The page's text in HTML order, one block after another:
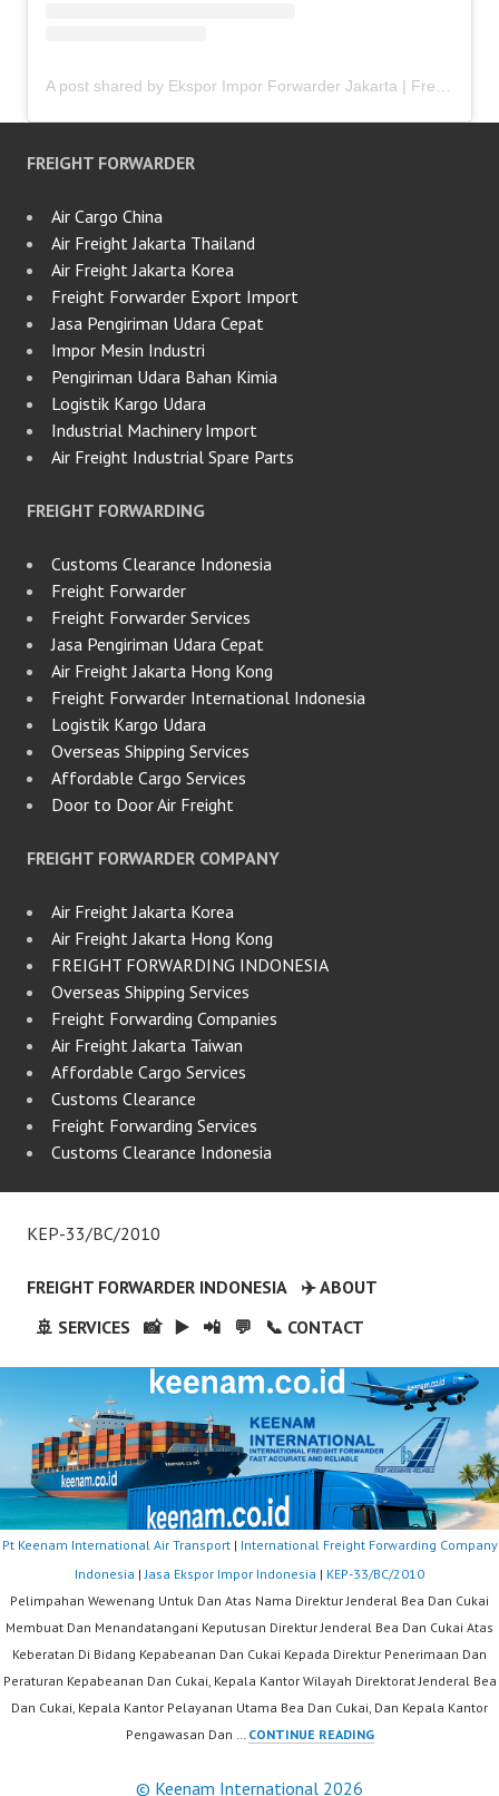
FREIGHT FORWARDER
Air Cargo China
Air Freight Jakarta Thailand
Air Freight Jakarta Korea
Freight Forwarder Export Import
Jasa Pengiriman Udara Cepat
Impor Mesin Industri
Pengiriman Udara Bahan Kimia
Logistik Kargo Udara
Industrial Machinery Import
Air Freight Industrial Spare Parts
FREIGHT FORWARDING
Customs Clearance Indonesia
Freight Forwarder
Freight Forwarder Services
Jasa Pengiriman Udara Cepat
Air Freight Jakarta Hong Kong
Freight Forwarder International Indonesia
Logistik Kargo Udara
Overseas Shipping Services
Affordable Cargo Services
Door to Door Air Freight
FREIGHT FORWARDER COMPANY
Air Freight Jakarta Korea
Air Freight Jakarta Hong Kong
FREIGHT FORWARDING INDONESIA
Overseas Shipping Services
Freight Forwarding Companies
Air Freight Jakarta Taiwan
Affordable Cargo Services
Customs Clearance
Freight Forwarding Services
Customs Clearance Indonesia
KEP-33/BC/2010
FREIGHT FORWARDER INDONESIA
✈️ ABOUT
🚢 SERVICES
📸 ▶️ 📲 💬 📞 CONTACT
Pt Keenam International Air Transport| International Freight Forwarding Company
Indonesia | Jasa Ekspor Impor Indonesia | KEP-33/BC/2010
Pelimpahan Wewenang Untuk Dan Atas Nama Direktur Jenderal Bea Dan Cukai
Membuat Dan Menandatangani Keputusan Direktur Jenderal Bea Dan Cukai Atas
Keberatan Di Bidang Kepabeanan Dan Cukai Kepada Direktur Penerimaan Dan
Peraturan Kepabeanan Dan Cukai, Kepala Kantor Wilayah Direktorat Jenderal Bea
Dan Cukai, Kepala Kantor Pelayanan Utama Bea Dan Cukai, Dan Kepala Kantor
Pengawasan Dan … CONTINUE READINGKEP-
© Keenam International 2026